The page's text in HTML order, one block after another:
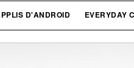
D'ANDROID EVERYDAY